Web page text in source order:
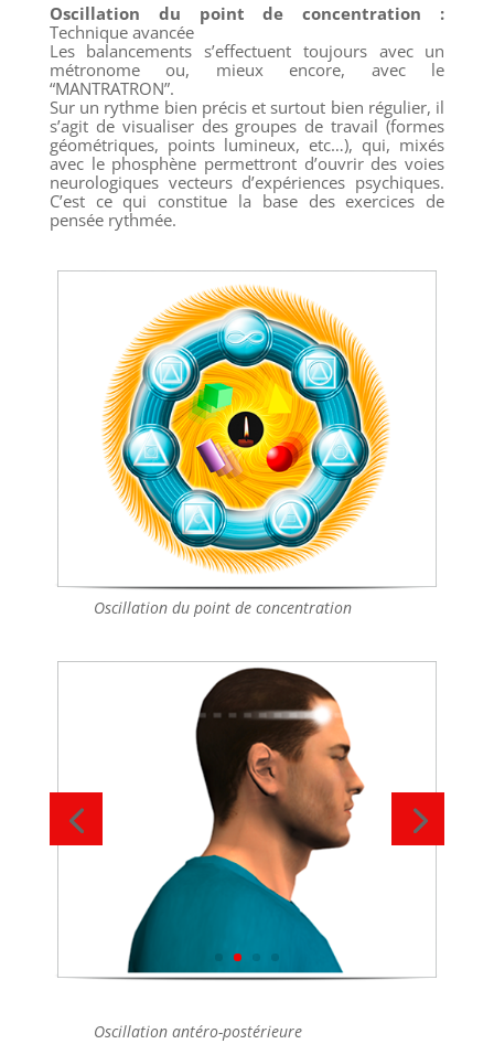
Oscillation du point de concentration :
Technique avancée
Les balancements s’effectuent toujours avec un
métronome ou, mieux encore, avec le
“MANTRATRON”.
Sur un rythme bien précis et surtout bien régulier, il
s’agit de visualiser des groupes de travail (formes
géométriques, points lumineux, etc…), qui, mixés
avec le phosphène permettront d’ouvrir des voies
neurologiques vecteurs d’expériences psychiques.
C’est ce qui constitue la base des exercices de
pensée rythmée.
Oscillation du point de concentration
Oscillation antéro-postérieure